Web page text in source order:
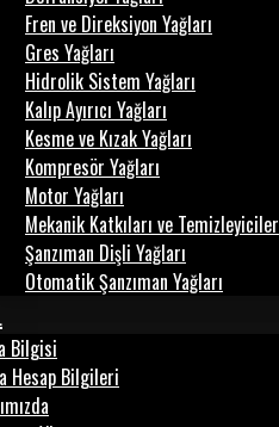
Fren ve Direksiyon Yağları
Gres Yağları
Hidrolik Sistem Yağları
Kalıp Ayırıcı Yağları
Kesme ve Kızak Yağları
Kompresör Yağları
Motor Yağları
Mekanik Katkıları ve Temizleyiciler
Şanzıman Dişli Yağları
Otomatik Şanzıman Yağları
Bilgisi
Hesap Bilgileri